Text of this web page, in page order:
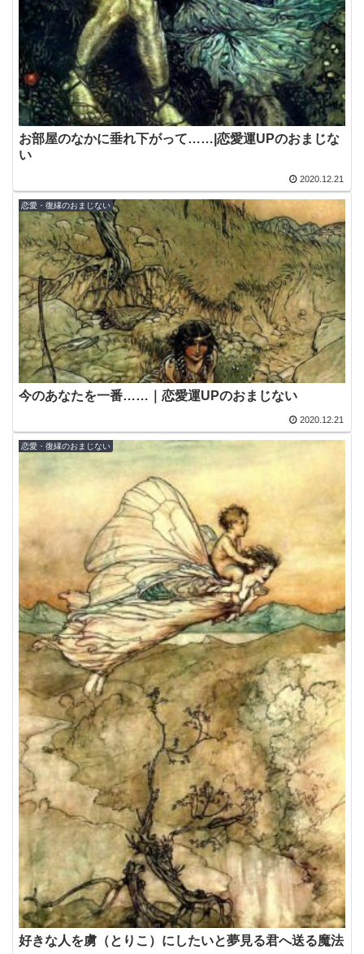
お部屋のなかに垂れ下がって……|恋愛運UPのおまじな
い
2020.12.21
恋愛・復縁のおまじない
今のあなたを一番……｜恋愛運UPのおまじない
2020.12.21
恋愛・復縁のおまじない
好きな人を虜（とりこ）にしたいと夢見る君へ送る魔法